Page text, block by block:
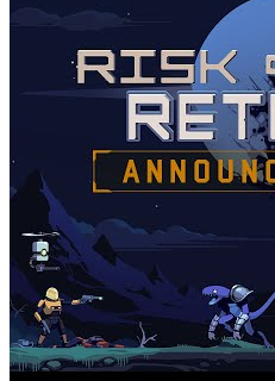
Список
Wars: May The